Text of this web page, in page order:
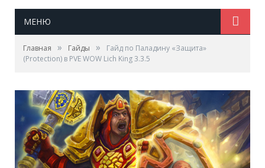
МЕНЮ
Главная » Гайды »
Гайд по Паладину «Защита»
(Protection) в PVE WOW Lich King 3.3.5